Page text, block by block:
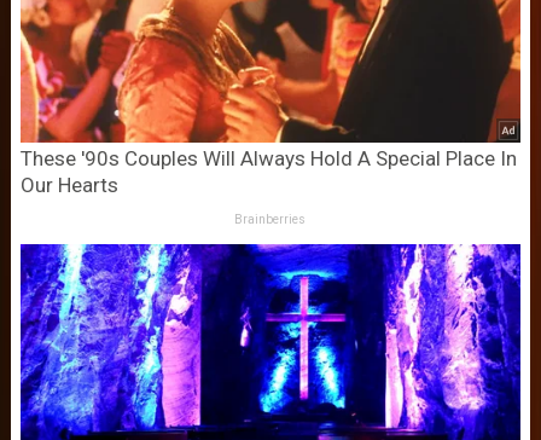
These '90s Couples Will Always Hold A Special Place In
Our Hearts
Brainberries